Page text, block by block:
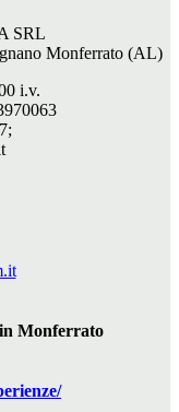
SRL
Monferrato (AL)
i.v.
Monferrato